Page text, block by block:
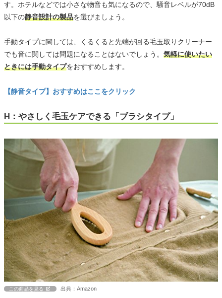
す。ホテルなどでは小さな物音も気になるので、騒音レベルが70dB
以下の静音設計の製品を選びましょう。
手動タイプに関しては、くるくると先端が回る毛玉取りクリーナー
でも音に関しては問題になることはないでしょう。 気軽に使いたい
ときには手動タイプをおすすめします。
【静音タイプ】おすすめはここをクリック
H：やさしく毛玉ケアできる「ブラシタイプ」
この商品を見る 出典：Amazon